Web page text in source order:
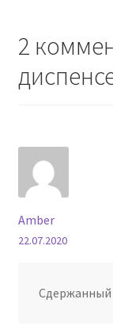
2
Amber
22.07.2020
Сдержанный